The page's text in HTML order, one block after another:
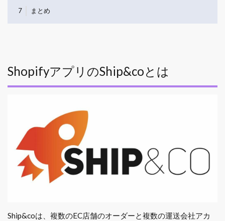
7
まとめ
ShopifyアプリのShip&coとは
Ship&coは、複数のEC店舗のオーダーと複数の運送会社アカ